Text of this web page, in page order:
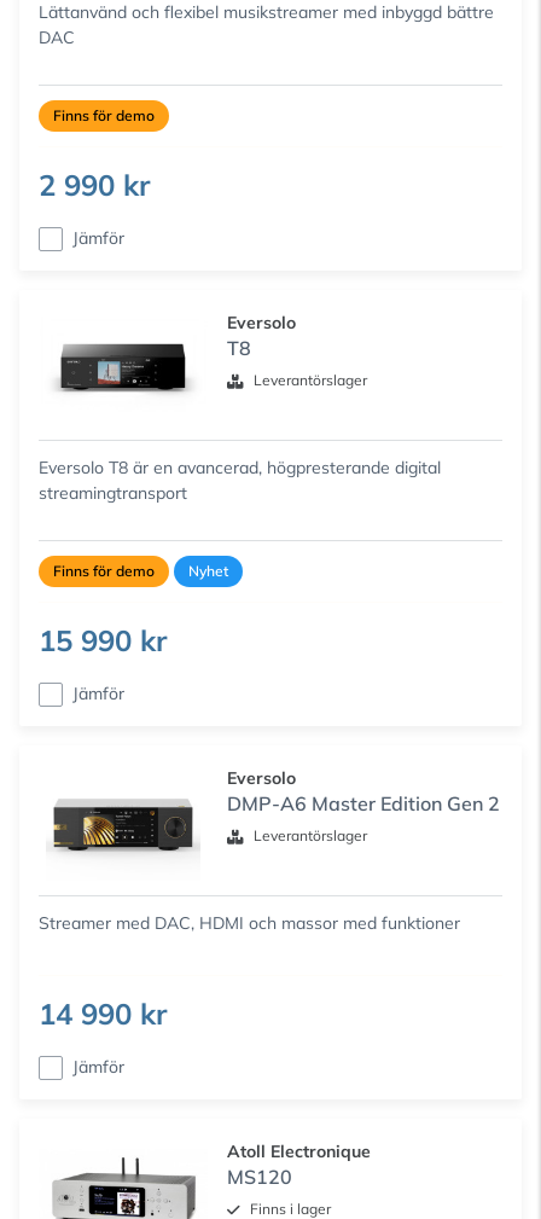
Lättanvänd och flexibel musikstreamer med inbyggd bättre
DAC
Finns för demo
2 990 kr
Jämför
Eversolo
T8
Leverantörslager
Eversolo T8 är en avancerad, högpresterande digital
streamingtransport
Finns för demo Nyhet
15 990 kr
Jämför
Eversolo
DMP-A6 Master Edition Gen 2
Leverantörslager
Streamer med DAC, HDMI och massor med funktioner
14 990 kr
Jämför
Atoll Electronique
MS120
Finns i lager